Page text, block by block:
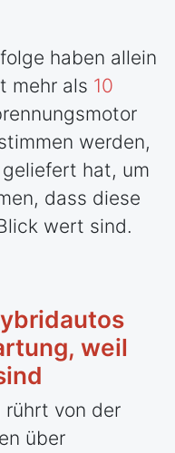
haben allein
mehr als 10
werden,
hat, um
dass diese
wert sind.
weil
von der
über